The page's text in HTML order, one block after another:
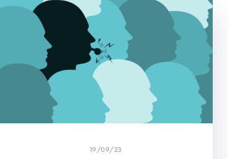
19/09/23